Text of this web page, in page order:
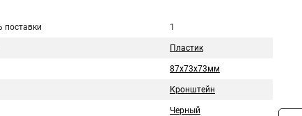
поставки 1
Пластик
87х73х73мм
Кронштейн
Черный